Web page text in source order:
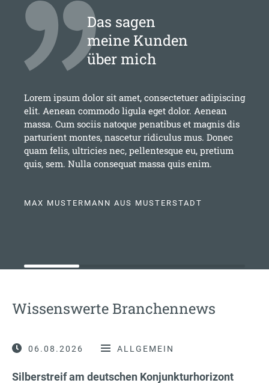
Das sagen
meine Kunden
über mich
Lorem ipsum dolor sit amet, consectetuer adipiscing
elit. Aenean commodo ligula eget dolor. Aenean
massa. Cum sociis natoque penatibus et magnis dis
parturient montes, nascetur ridiculus mus. Donec
quam felis, ultricies nec, pellentesque eu, pretium
quis, sem. Nulla consequat massa quis enim.
MAX MUSTERMANN AUS MUSTERSTADT
Wissenswerte Branchennews
06.08.2026 ALLGEMEIN
Silberstreif am deutschen Konjunkturhorizont